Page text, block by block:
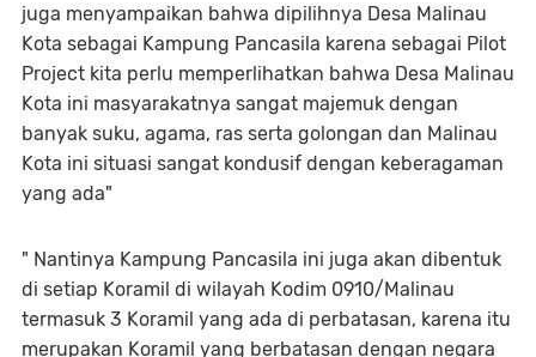
juga menyampaikan bahwa dipilihnya Desa Malinau
Kota sebagai Kampung Pancasila karena sebagai Pilot
Project kita perlu memperlihatkan bahwa Desa Malinau
Kota ini masyarakatnya sangat majemuk dengan
banyak suku, agama, ras serta golongan dan Malinau
Kota ini situasi sangat kondusif dengan keberagaman
yang ada"
" Nantinya Kampung Pancasila ini juga akan dibentuk
di setiap Koramil di wilayah Kodim 0910/Malinau
termasuk 3 Koramil yang ada di perbatasan, karena itu
merupakan Koramil yang berbatasan dengan negara